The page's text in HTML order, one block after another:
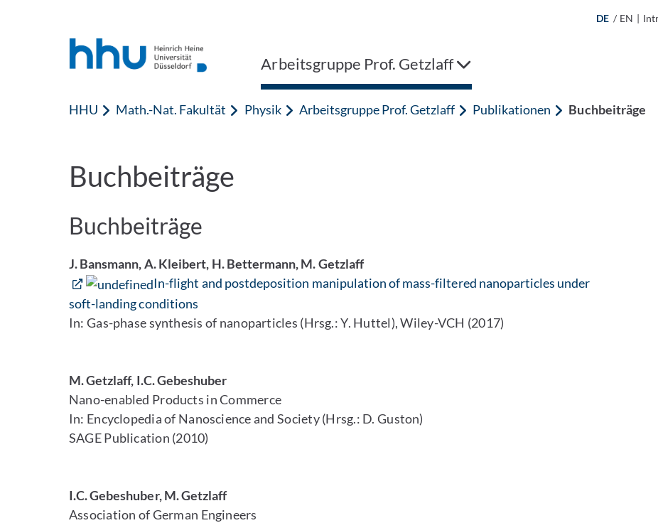
DE / EN |
Arbeitsgruppe Prof. Getzlaff
HHU Math.-Nat. Fakultät Physik Arbeitsgruppe Prof. Getzlaff Publikationen Buchbeiträge
Buchbeiträge
Buchbeiträge
J. Bansmann, A. Kleibert, H. Bettermann, M. Getzlaff
In-flight and postdeposition manipulation of mass-filtered nanoparticles under
soft-landing conditions
In: Gas-phase synthesis of nanoparticles (Hrsg.: Y. Huttel), Wiley-VCH (2017)
M. Getzlaff, I.C. Gebeshuber
Nano-enabled Products in Commerce
In: Encyclopedia of Nanoscience and Society (Hrsg.: D. Guston)
SAGE Publication (2010)
I.C. Gebeshuber, M. Getzlaff
Association of German Engineers